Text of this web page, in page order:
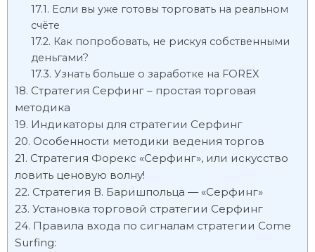
Если вы уже готовы торговать на реальном
счёте
Как попробовать, не рискуя собственными
деньгами?
Узнать больше о заработке на FOREX
Стратегия Серфинг – простая торговая
методика
Индикаторы для стратегии Серфинг
Особенности методики ведения торгов
Стратегия Форекс «Серфинг», или искусство
ловить ценовую волну!
Стратегия В. Баришпольца — «Серфинг»
Установка торговой стратегии Серфинг
Правила входа по сигналам стратегии Come
Surfing: